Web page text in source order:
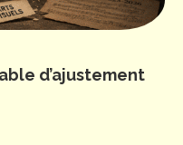
d’ajustement